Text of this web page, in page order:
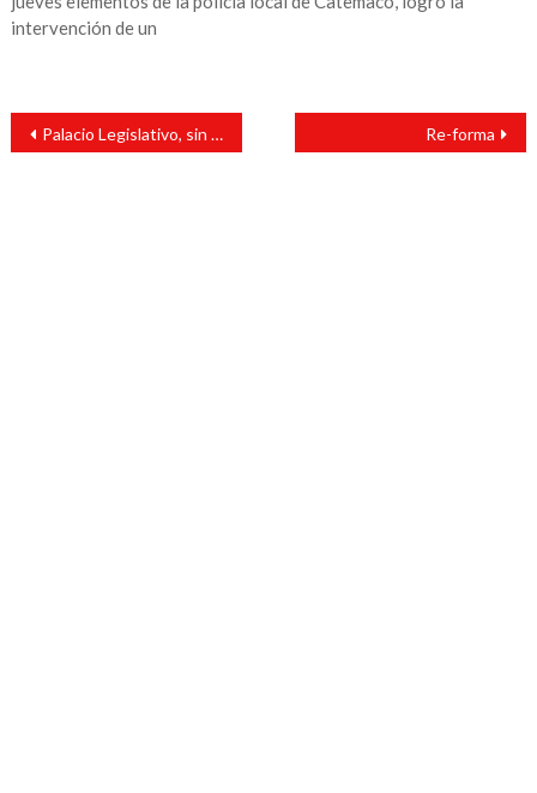
intervención de un
Navegación
entradas
Palacio Legislativo, sin reporte de daños por sismo Re-forma